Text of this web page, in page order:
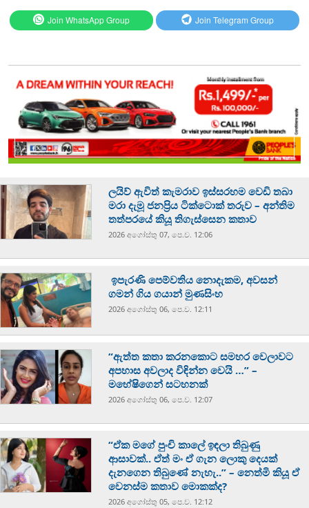
Join WhatsApp Group Join Telegram Group
ලයිව් ඇවිත් කැමරාව ඉස්සරහම වෙඩි තබා
මරා දැමූ ජනප්‍රිය ටික්ටොක් තරුව – අන්තිම
තත්පරයේ කියූ තිගැස්සෙන කතාව
2026 අගෝස්‍තු 07, පෙ.ව. 12:06
ඉපැරණි පෙම්වතිය නොදැකම, අවසන්
ගමන් ගිය ගයාන් මුණසිංහ
2026 අගෝස්‍තු 06, පෙ.ව. 12:11
“ඇත්ත කතා කරනකොට සමහර වෙලාවට
අපහාස අවලාද විඳින්න වෙයි …” –
මහේෂිගෙන් සටහනක්
2026 අගෝස්‍තු 06, පෙ.ව. 12:07
“ඒක මගේ පුංචි කාලේ ඉඳලා තිබුණු
ආසාවක්.. ඒත් මං ඒ ගැන ලොකු දෙයක්
දැනගෙන තිබුණේ නැහැ..” – නෙත්මි කියූ ඒ
වෙනස්ම කතාව මොකක්ද?
2026 අගෝස්‍තු 05, පෙ.ව. 12:12